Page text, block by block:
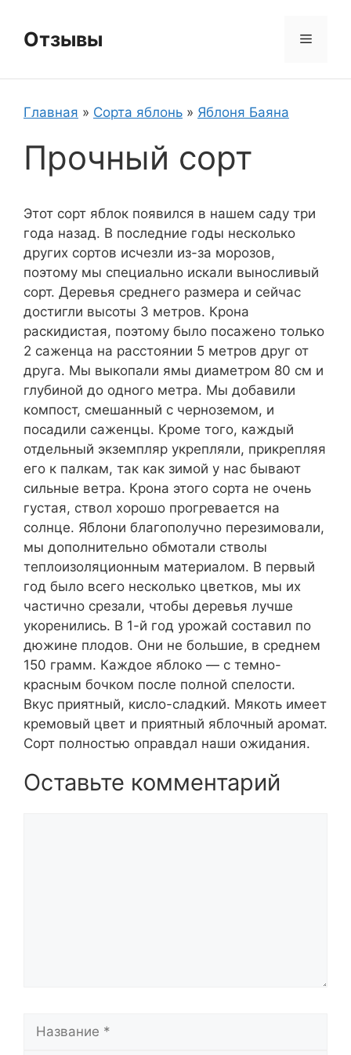
содержимому
Отзывы Меню
Главная » Сорта яблонь » Яблоня Баяна
Прочный сорт
Этот сорт яблок появился в нашем саду три
года назад. В последние годы несколько
других сортов исчезли из-за морозов,
поэтому мы специально искали выносливый
сорт. Деревья среднего размера и сейчас
достигли высоты 3 метров. Крона
раскидистая, поэтому было посажено только
2 саженца на расстоянии 5 метров друг от
друга. Мы выкопали ямы диаметром 80 см и
глубиной до одного метра. Мы добавили
компост, смешанный с черноземом, и
посадили саженцы. Кроме того, каждый
отдельный экземпляр укрепляли, прикрепляя
его к палкам, так как зимой у нас бывают
сильные ветра. Крона этого сорта не очень
густая, ствол хорошо прогревается на
солнце. Яблони благополучно перезимовали,
мы дополнительно обмотали стволы
теплоизоляционным материалом. В первый
год было всего несколько цветков, мы их
частично срезали, чтобы деревья лучше
укоренились. В 1-й год урожай составил по
дюжине плодов. Они не большие, в среднем
150 грамм. Каждое яблоко — с темно-
красным бочком после полной спелости.
Вкус приятный, кисло-сладкий. Мякоть имеет
кремовый цвет и приятный яблочный аромат.
Сорт полностью оправдал наши ожидания.
Оставьте комментарий